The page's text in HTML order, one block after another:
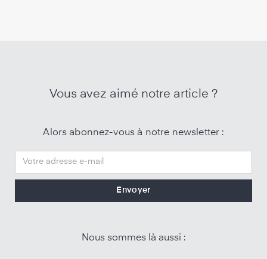
Vous avez aimé notre article ?
Alors abonnez-vous à notre newsletter :
Nous sommes là aussi :